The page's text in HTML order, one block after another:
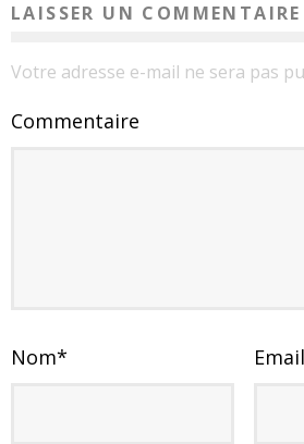
LAISSER UN COMMENTAIRE
Votre adresse e-mail ne sera pas
Commentaire
Nom* Email